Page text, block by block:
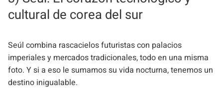
cultural de corea del sur
Seúl combina rascacielos futuristas con palacios
imperiales y mercados tradicionales, todo en una misma
foto. Y si a eso le sumamos su vida nocturna, tenemos un
destino inigualable.